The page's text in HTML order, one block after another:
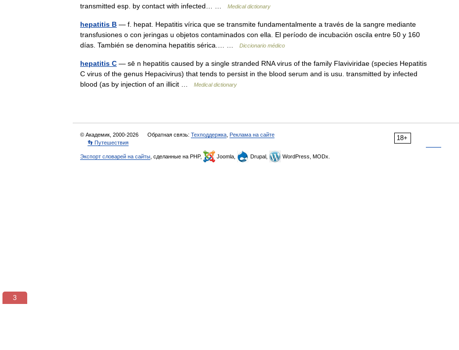
transmitted esp. by contact with infected… …
Medical dictionary
hepatitis B — f. hepat. Hepatitis vírica que se transmite fundamentalmente a través de la sangre mediante
transfusiones o con jeringas u objetos contaminados con ella. El período de incubación oscila entre 50 y 160
días. También se denomina hepatitis sérica.… …
Diccionario médico
hepatitis C — sē n hepatitis caused by a single stranded RNA virus of the family Flaviviridae (species Hepatitis
C virus of the genus Hepacivirus) that tends to persist in the blood serum and is usu. transmitted by infected
blood (as by injection of an illicit …
Medical dictionary
18+
© Академик, 2000-2026 Обратная связь: Техподдержка Реклама на сайте
👣 Путешествия
Экспорт словарей на сайты , сделанные на PHP, Joomla, Drupal, WordPress, MODx.
3